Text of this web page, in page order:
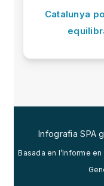
Catalunya
Infografia SPA
Basada en l’Informe